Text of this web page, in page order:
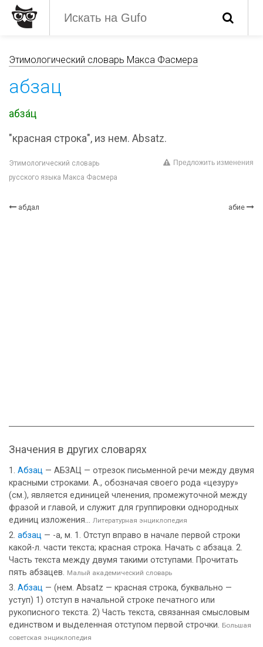
Этимологический словарь Макса Фасмера
абзац
абза́ц
"красная строка", из нем. Absatz.
Этимологический словарь
русского языка Макса Фасмера
Предложить изменения
абдал абие
Значения в других словарях
Абзац — АБЗАЦ — отрезок письменной речи между двумя
красными строками. А., обозначая своего рода «цезуру»
(см.), является единицей членения, промежуточной между
фразой и главой, и служит для группировки однородных
единиц изложения... Литературная энциклопедия
абзац — -а, м. 1. Отступ вправо в начале первой строки
какой-л. части текста; красная строка. Начать с абзаца. 2.
Часть текста между двумя такими отступами. Прочитать
пять абзацев. Малый академический словарь
Абзац — (нем. Absatz — красная строка, буквально —
уступ) 1) отступ в начальной строке печатного или
рукописного текста. 2) Часть текста, связанная смысловым
единством и выделенная отступом первой строчки. Большая
советская энциклопедия